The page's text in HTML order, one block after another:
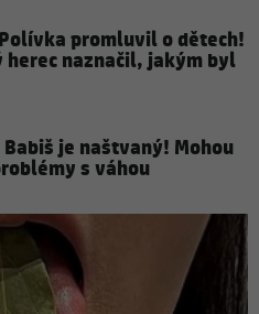
promluvil o dětech!
herec naznačil, jakým byl
je naštvaný! Mohou
s váhou